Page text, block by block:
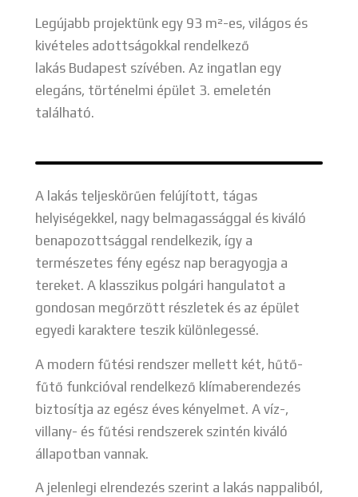
Legújabb projektünk egy 93 m²-es, világos és
kivételes adottságokkal rendelkező
lakás Budapest szívében. Az ingatlan egy
elegáns, történelmi épület 3. emeletén
található.
A lakás teljeskörűen felújított, tágas
helyiségekkel, nagy belmagassággal és kiváló
benapozottsággal rendelkezik, így a
természetes fény egész nap beragyogja a
tereket. A klasszikus polgári hangulatot a
gondosan megőrzött részletek és az épület
egyedi karaktere teszik különlegessé.
A modern fűtési rendszer mellett két, hűtő-
fűtő funkcióval rendelkező klímaberendezés
biztosítja az egész éves kényelmet. A víz-,
villany- és fűtési rendszerek szintén kiváló
állapotban vannak.
A jelenlegi elrendezés szerint a lakás nappaliból,